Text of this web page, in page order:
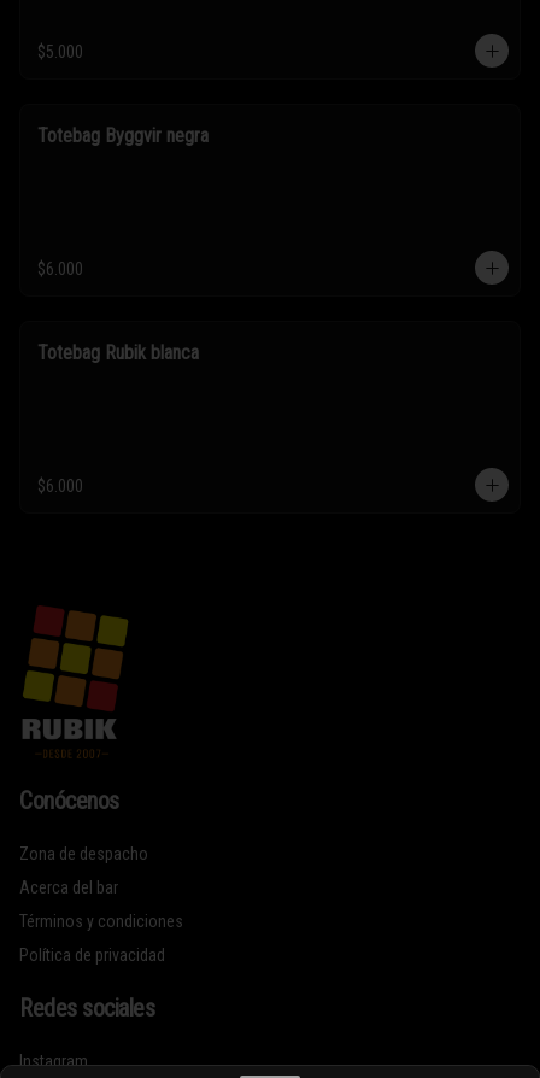
$5.000
Totebag Byggvir negra
$6.000
Totebag Rubik blanca
$6.000
Conócenos
Zona de despacho
Acerca del bar
Términos y condiciones
Política de privacidad
Redes sociales
Instagram